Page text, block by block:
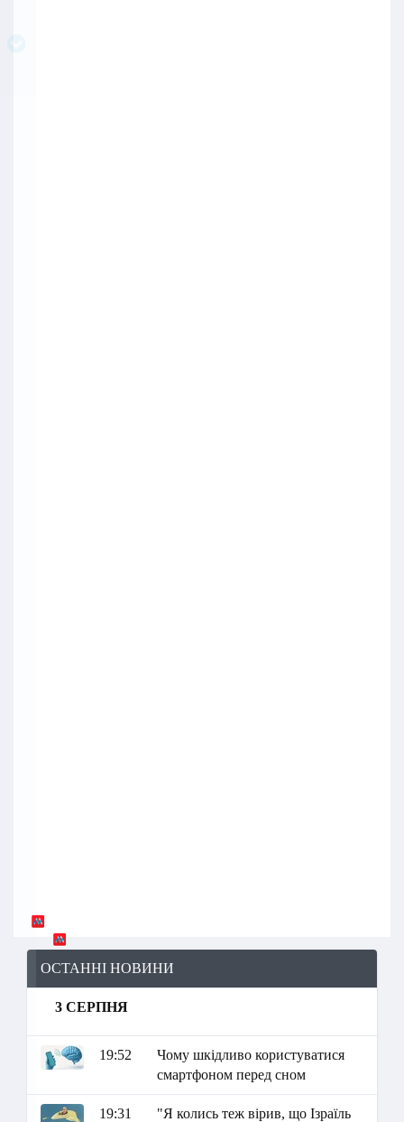
ОСТАННІ НОВИНИ
3 СЕРПНЯ
19:52
Чому шкідливо користуватися
смартфоном перед сном
19:31
"Я колись теж вірив, що Ізраїль